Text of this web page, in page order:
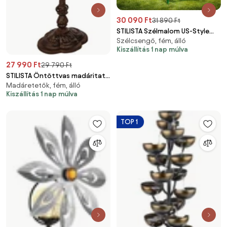
27 990 Ft29 790 Ft
STILISTA Öntöttvas madáritató
45 x 35 cm antik barna
Madáretetők, fém, álló
Kiszállítás 1 nap múlva
30 090 Ft31 890 Ft
STILISTA Szélmalom US-Style
245 cm zöld
Szélcsengő, fém, álló
Kiszállítás 1 nap múlva
TOP 1